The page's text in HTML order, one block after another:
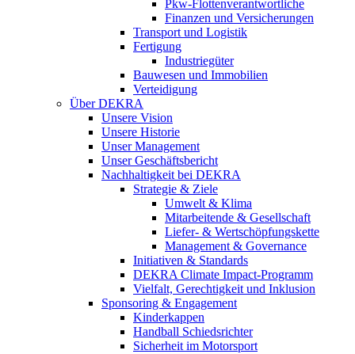
Pkw‑Flottenverantwortliche
Finanzen und Versicherungen
Transport und Logistik
Fertigung
Industriegüter
Bauwesen und Immobilien
Verteidigung
Über DEKRA
Unsere Vision
Unsere Historie
Unser Management
Unser Geschäftsbericht
Nachhaltigkeit bei DEKRA
Strategie & Ziele
Umwelt & Klima
Mitarbeitende & Gesellschaft
Liefer- & Wertschöpfungskette
Management & Governance
Initiativen & Standards
DEKRA Climate Impact-Programm
Vielfalt, Gerechtigkeit und Inklusion​
Sponsoring & Engagement
Kinderkappen
Handball Schiedsrichter
Sicherheit im Motorsport